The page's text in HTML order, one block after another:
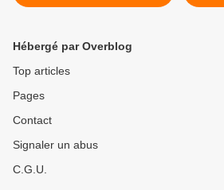
Hébergé par Overblog
Top articles
Pages
Contact
Signaler un abus
C.G.U.